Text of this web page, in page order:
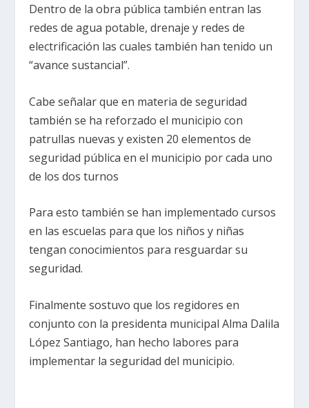
Dentro de la obra pública también entran las
redes de agua potable, drenaje y redes de
electrificación las cuales también han tenido un
“avance sustancial”.
Cabe señalar que en materia de seguridad
también se ha reforzado el municipio con
patrullas nuevas y existen 20 elementos de
seguridad pública en el municipio por cada uno
de los dos turnos
Para esto también se han implementado cursos
en las escuelas para que los niños y niñas
tengan conocimientos para resguardar su
seguridad.
Finalmente sostuvo que los regidores en
conjunto con la presidenta municipal Alma Dalila
López Santiago, han hecho labores para
implementar la seguridad del municipio.